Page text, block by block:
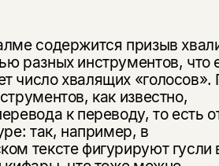
содержится призыв
разных инструментов, что
число хвалящих «голосов».
как известно,
к переводу, то есть
так, например, в
тексте фигурируют гусли